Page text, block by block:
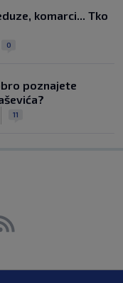
komarci... Tko
0
poznajete
11